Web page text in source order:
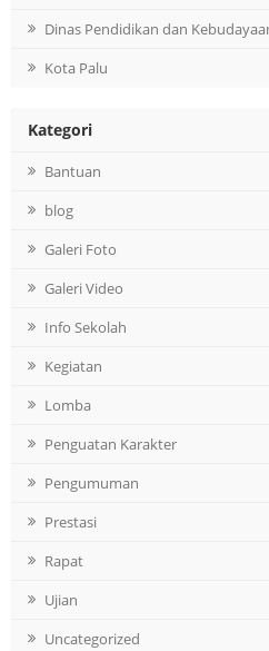
Dinas Pendidikan dan
Kota Palu
Kategori
Bantuan
blog
Galeri Foto
Galeri Video
Info Sekolah
Kegiatan
Lomba
Penguatan Karakter
Pengumuman
Prestasi
Rapat
Ujian
Uncategorized